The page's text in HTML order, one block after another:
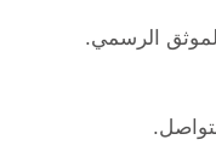
الرسمي.